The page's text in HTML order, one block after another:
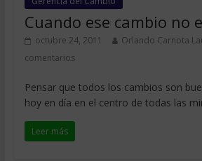
Cuando ese cambio no
octubre 24, 2011 Orlando Carnota
comentarios
Pensar que todos los cambios son
hoy en día en el centro de todas las
Leer más